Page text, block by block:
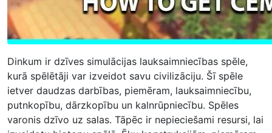
Dinkum ir dzīves simulācijas lauksaimniecības spēle,
kurā spēlētāji var izveidot savu civilizāciju. Šī spēle
ietver daudzas darbības, piemēram, lauksaimniecību,
putnkopību, dārzkopību un kalnrūpniecību. Spēles
varonis dzīvo uz salas. Tāpēc ir nepieciešami resursi, lai